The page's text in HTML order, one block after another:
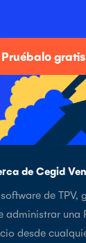
Pruébalo gratis
de Cegid
de
administrar una
desde